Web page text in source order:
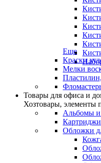
Еще
Краски
Мелки
Товары для офиса и
Хозтовары, элементы
Альбомы и
Картриджи
Обложки